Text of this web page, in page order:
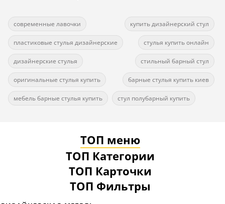
современные лавочки купить дизайнерский стул
пластиковые стулья дизайнерские стулья купить онлайн
дизайнерские стулья стильный барный стул
оригинальные стулья купить барные стулья купить киев
мебель барные стулья купить стул полубарный купить
ТОП меню
ТОП Категории
ТОП Карточки
ТОП Фильтры